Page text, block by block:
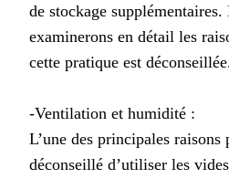
de stockage
examinerons en détail les
cette pratique est
-Ventilation et humidité :
L’une des principales
déconseillé d’utiliser les